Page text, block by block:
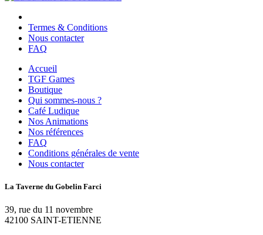
Termes & Conditions
Nous contacter
FAQ
Accueil
TGF Games
Boutique
Qui sommes-nous ?
Café Ludique
Nos Animations
Nos références
FAQ
Conditions générales de vente
Nous contacter
La Taverne du Gobelin Farci
39, rue du 11 novembre
42100 SAINT-ETIENNE